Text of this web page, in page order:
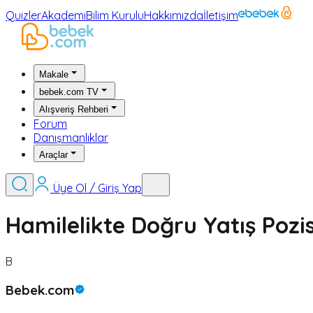
QuizlerAkademiBilim KuruluHakkımızdaİletişim
Makale
bebek.com TV
Alışveriş Rehberi
Forum
Danışmanlıklar
Araçlar
Üye Ol / Giriş Yap
Hamilelikte Doğru Yatış
B
Bebek.com